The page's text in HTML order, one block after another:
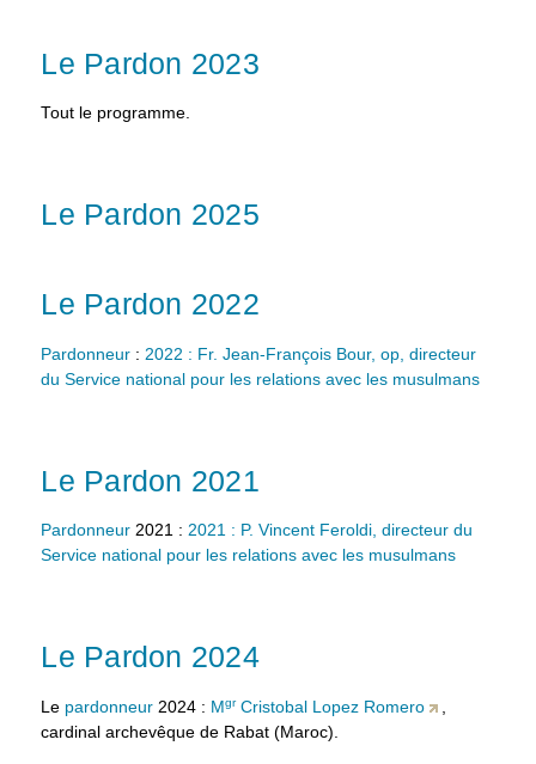
Le Pardon 2023
Tout le programme.
Le Pardon 2025
Le Pardon 2022
Pardonneur : 2022 : Fr. Jean-François Bour, op, directeur
du Service national pour les relations avec les musulmans
Le Pardon 2021
Pardonneur 2021 :2021 : P. Vincent Feroldi, directeur du
Service national pour les relations avec les musulmans
Le Pardon 2024
Le pardonneur 2024 : MgrCristobal Lopez Romero
cardinal archevêque de Rabat (Maroc).